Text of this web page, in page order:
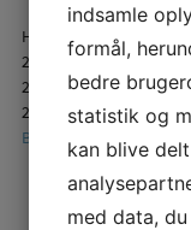
Hvornår:
27. maj 2026 kl. 14:30 –
2026-05-
2026-05-
Begivenheder
indsamle
formål,
bedre
statistik og
kan blive
med data,